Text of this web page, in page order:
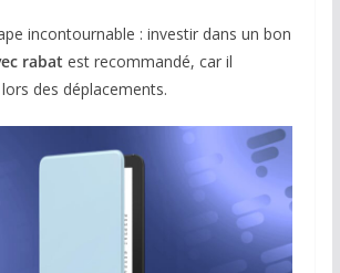
incontournable : investir dans un bon
rabat est recommandé, car il
des déplacements.